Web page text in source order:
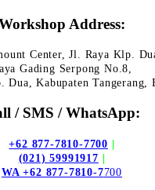
Address:
Center, Jl. Raya Klp.
Gading Serpong No.8,
Kabupaten Tangerang,
/ SMS / WhatsApp:
+62 877-7810-7700 |
(021) 59991917 |
WA +62 877-7810-7700